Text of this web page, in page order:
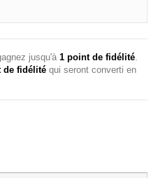
jusqu'à 1 point de fidélité
de fidélité qui seront converti en